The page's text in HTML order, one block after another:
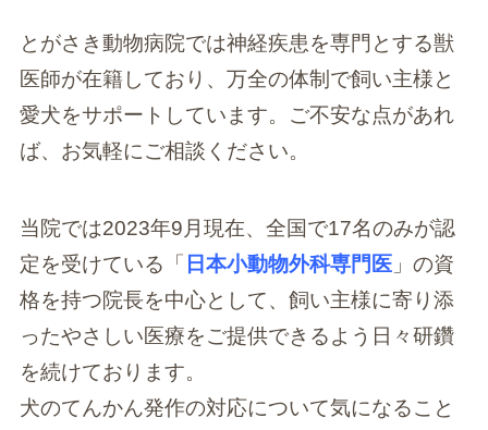
とがさき動物病院では神経疾患を専門とする獣
医師が在籍しており、万全の体制で飼い主様と
愛犬をサポートしています。ご不安な点があれ
ば、お気軽にご相談ください。
当院では2023年9月現在、全国で17名のみが認
定を受けている「 日本小動物外科専門医」の資
格を持つ院長を中心として、飼い主様に寄り添
ったやさしい医療をご提供できるよう日々研鑽
を続けております。
犬のてんかん発作の対応について気になること